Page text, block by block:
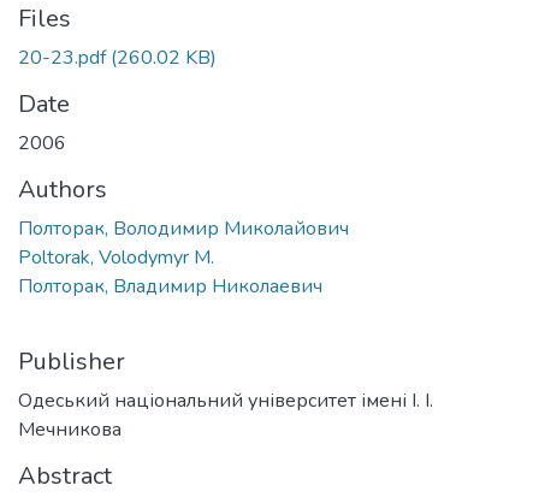
Files
20-23.pdf(260.02 KB)
Date
2006
Authors
Полторак, Володимир Миколайович
Poltorak, Volodymyr M.
Полторак, Владимир Николаевич
Publisher
Одеський національний університет імені І. І.
Мечникова
Abstract